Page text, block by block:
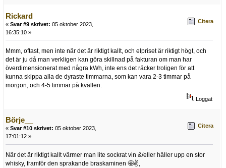
Rickard
« Svar #9 skrivet: 05 oktober 2023,
16:35:10 »
Citera
Mmm, oftast, men inte när det är riktigt kallt, och elpriset är riktigt högt, och
det är ju då man verkligen kan göra skillnad på fakturan om man har
överdimensionerat med några kWh, inte ens det räcker troligen för att
kunna skippa alla de dyraste timmarna, som kan vara 2-3 timmar på
morgon, och 4-5 timmar på kvällen.
Loggat
Börje__
« Svar #10 skrivet: 05 oktober 2023,
17:01:12 »
Citera
När det är riktigt kallt värmer man lite sockrat vin &/eller häller upp en stor
whisky, framför den sprakande braskaminen 🤩✌️,